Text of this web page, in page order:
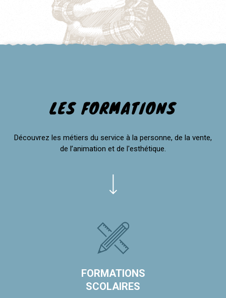
LES FORMATIONS
Découvrez les métiers du service à la personne, de la vente,
de l’animation et de l'esthétique.
FORMATIONS
SCOLAIRES